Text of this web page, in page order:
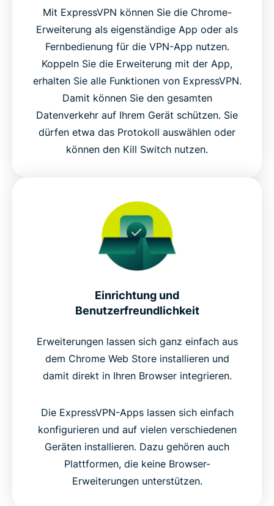
Mit ExpressVPN können Sie die Chrome-
Erweiterung als eigenständige App oder als
Fernbedienung für die VPN-App nutzen.
Koppeln Sie die Erweiterung mit der App,
erhalten Sie alle Funktionen von ExpressVPN.
Damit können Sie den gesamten
Datenverkehr auf Ihrem Gerät schützen. Sie
dürfen etwa das Protokoll auswählen oder
können den Kill Switch nutzen.
Einrichtung und
Benutzerfreundlichkeit
Erweiterungen lassen sich ganz einfach aus
dem Chrome Web Store installieren und
damit direkt in Ihren Browser integrieren.
Die ExpressVPN-Apps lassen sich einfach
konfigurieren und auf vielen verschiedenen
Geräten installieren. Dazu gehören auch
Plattformen, die keine Browser-
Erweiterungen unterstützen.